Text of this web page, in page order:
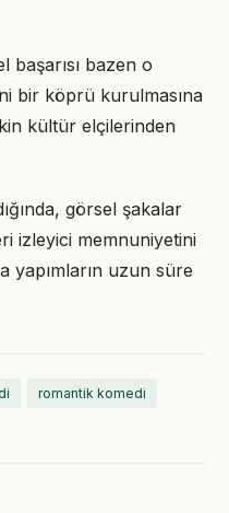
başarısı bazen o
bir köprü kurulmasına
kültür elçilerinden
görsel şakalar
izleyici memnuniyetini
yapımların uzun süre
romantik komedi